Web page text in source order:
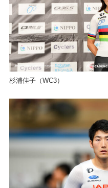
杉浦佳子（WC3）